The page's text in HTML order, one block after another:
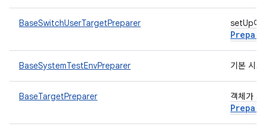
BaseSwitchUserTargetPreparer setUp에
BaseSystemTestEnvPreparer 기본 시
BaseTargetPreparer 객체가